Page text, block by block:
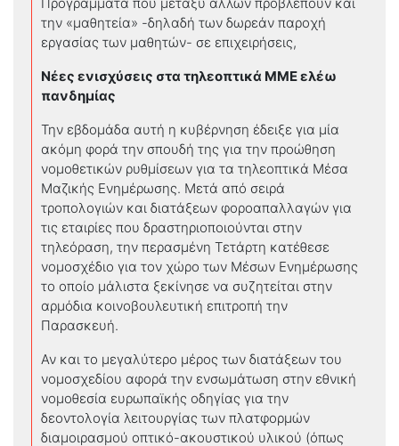
την «μαθητεία» -δηλαδή των δωρεάν παροχή
εργασίας των μαθητών- σε επιχειρήσεις,
Νέες ενισχύσεις στα τηλεοπτικά ΜΜΕ ελέω
πανδημίας
Την εβδομάδα αυτή η κυβέρνηση έδειξε για μία
ακόμη φορά την σπουδή της για την προώθηση
νομοθετικών ρυθμίσεων για τα τηλεοπτικά Μέσα
Μαζικής Ενημέρωσης. Μετά από σειρά
τροπολογιών και διατάξεων φοροαπαλλαγών για
τις εταιρίες που δραστηριοποιούνται στην
τηλεόραση, την περασμένη Τετάρτη κατέθεσε
νομοσχέδιο για τον χώρο των Μέσων Ενημέρωσης
το οποίο μάλιστα ξεκίνησε να συζητείται στην
αρμόδια κοινοβουλευτική επιτροπή την
Παρασκευή.
Αν και το μεγαλύτερο μέρος των διατάξεων του
νομοσχεδίου αφορά την ενσωμάτωση στην εθνική
νομοθεσία ευρωπαϊκής οδηγίας για την
δεοντολογία λειτουργίας των πλατφορμών
διαμοιρασμού οπτικό-ακουστικού υλικού (όπως